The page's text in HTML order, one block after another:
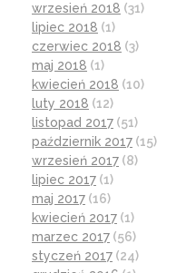
wrzesień 2018 (31)
lipiec 2018 (1)
czerwiec 2018 (3)
maj 2018 (1)
kwiecień 2018 (10)
luty 2018 (12)
listopad 2017 (51)
październik 2017 (15)
wrzesień 2017 (8)
lipiec 2017 (1)
maj 2017 (16)
kwiecień 2017 (1)
marzec 2017 (56)
styczeń 2017 (24)